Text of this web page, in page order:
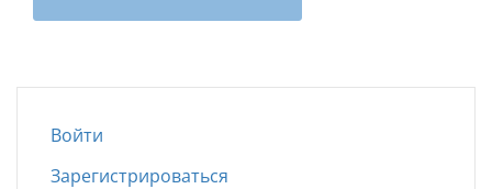
Войти
Зарегистрироваться